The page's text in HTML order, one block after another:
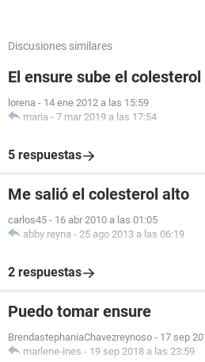
Discusiones similares
El ensure sube el colesterol
lorena - 14 ene 2012 a las 15:59
maria - 7 mar 2019 a las 17:54
5 respuestas
Me salió el colesterol alto
carlos45 - 16 abr 2010 a las 01:05
abby reyna - 25 ago 2013 a las 06:19
2 respuestas
Puedo tomar ensure
BrendastephaniaChavezreynoso - 17 sep
marlene-ines - 19 sep 2018 a las 23:59